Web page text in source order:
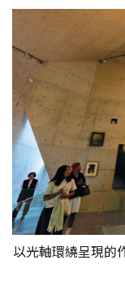
以光軸環繞呈現的